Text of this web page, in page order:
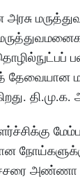
தேவையான
அண்ணா